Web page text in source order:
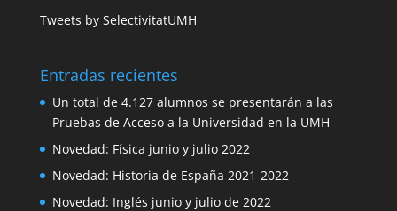
Tweets by SelectivitatUMH
Entradas recientes
Un total de 4.127 alumnos se presentarán a las
Pruebas de Acceso a la Universidad en la UMH
Novedad: Física junio y julio 2022
Novedad: Historia de España 2021-2022
Novedad: Inglés junio y julio de 2022